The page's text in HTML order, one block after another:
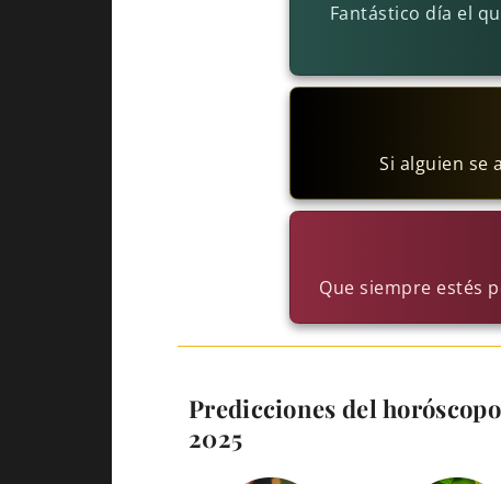
Fantástico día el
Si alguien se
Que siempre estés
Predicciones del
2025